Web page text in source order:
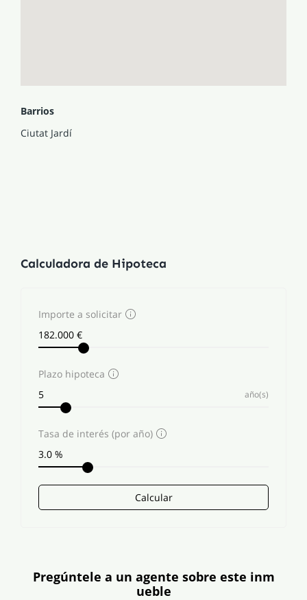
Barrios
Ciutat Jardí
Calculadora de Hipoteca
Importe a solicitar
Plazo hipoteca
año(s)
Tasa de interés (por año)
Calcular
Pregúntele a un agente sobre este inm
ueble